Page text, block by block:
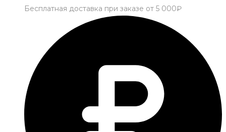
Бесплатная доставка при заказе от 5 000₽